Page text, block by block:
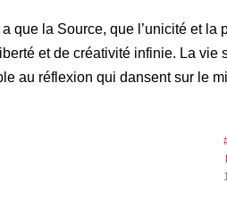
que la Source, que l’unicité et
et de créativité infinie. La vie
au réflexion qui dansent sur le